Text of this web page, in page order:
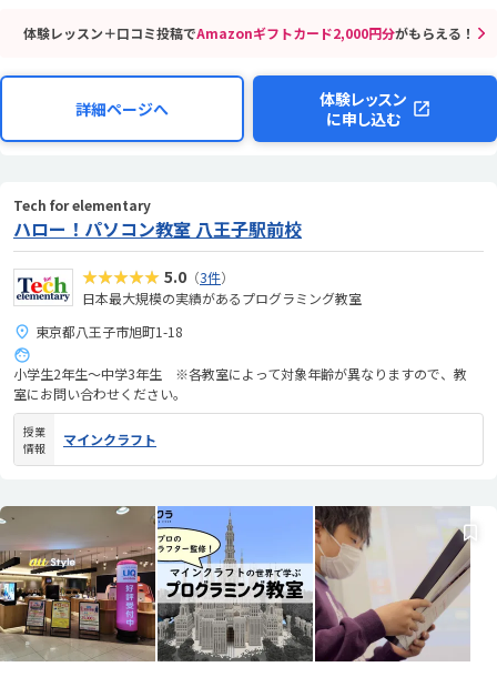
体験レッスン＋口コミ投稿でAmazonギフトカード2,000円分がもらえる！
詳細ページへ
体験レッスン
に申し込む
Tech for elementary
ハロー！パソコン教室 八王子駅前校
★★★★★ 5.0 （3件）
日本最大規模の実績があるプログラミング教室
東京都八王子市旭町1-18
小学生2年生～中学3年生 ※各教室によって対象年齢が異なりますので、教
室にお問い合わせください。
授業
情報
マインクラフト